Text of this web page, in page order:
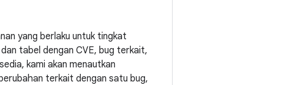
yang berlaku untuk tingkat
tabel dengan CVE, bug terkait,
kami akan menautkan
terkait dengan satu bug,